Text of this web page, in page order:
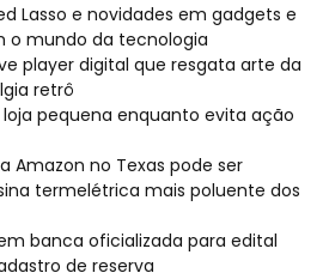
Lasso e novidades em gadgets e
o mundo da tecnologia
player digital que resgata arte da
retrô
loja pequena enquanto evita ação
Amazon no Texas pode ser
termelétrica mais poluente dos
banca oficializada para edital
de reserva